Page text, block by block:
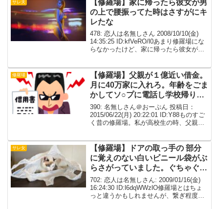
サレ夫
【修羅場】家に帰ったら彼女が男
の上で腰振ってた時はさすがにキ
レたな
478: 恋人は名無しさん 2008/10/10(金)
14:35:25 ID:kfVeRO/l0あまり修羅場にな
らなかったけど、家に帰ったら彼女が男
うにメールして、４０...
修羅場
【修羅場】父親が１億近い借金。
月に40万家に入れろ。年齢をごま
かしてソ○プに電話し学校帰りに
面接に行った
390: 名無しさん＠おーぷん 投稿日：
2015/06/22(月) 20:22:01 ID:Y88ものすご
く昔の修羅場。私が高校生の時、父親が
恩師が奨学金のことを教えて...
サレ女
【修羅場】ドアの取っ手の 部分
に覚えのない白いビニール袋がぶ
らさがっていました。ぐちゃぐち
ゃにつぶされた動物のﾀﾋ骸でし
た。
702: 恋人は名無しさん: 2009/01/16(金)
16:24:30 ID:l6dqWWzlO修羅場とはちょ
っと違うかもしれませんが、繋ぎ程度に